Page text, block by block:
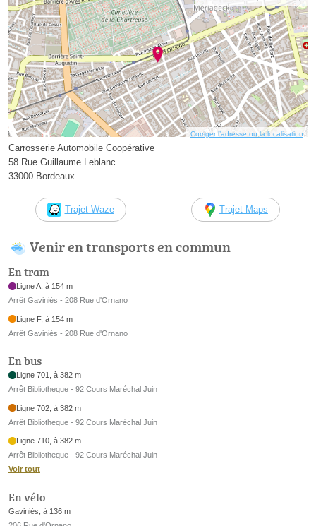
Corriger l’adresse ou la localisation
Carrosserie Automobile Coopérative
58 Rue Guillaume Leblanc
33000 Bordeaux
Trajet Waze Trajet Maps
Venir en transports en commun
En tram
Ligne A, à 154 m
Arrêt Gaviniès - 208 Rue d'Ornano
Ligne F, à 154 m
Arrêt Gaviniès - 208 Rue d'Ornano
En bus
Ligne 701, à 382 m
Arrêt Bibliotheque - 92 Cours Maréchal Juin
Ligne 702, à 382 m
Arrêt Bibliotheque - 92 Cours Maréchal Juin
Ligne 710, à 382 m
Arrêt Bibliotheque - 92 Cours Maréchal Juin
Voir tout
En vélo
Gaviniès, à 136 m